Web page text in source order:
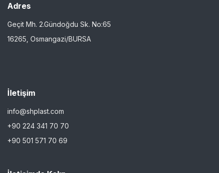
Adres
Geçit Mh. 2.Gündoğdu Sk. No:65
16265, Osmangazi/BURSA
İletişim
info@shplast.com
+90 224 341 70 70
+90 501 571 70 69